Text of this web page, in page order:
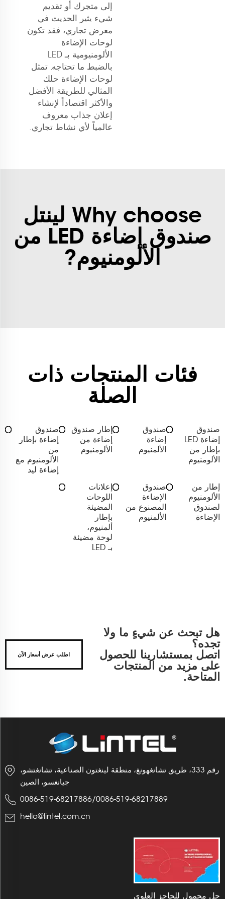
إلى متجرك أو تقديم
شيء يثير الحديث في
معرض تجاري، فقد تكون
لوحات الإضاءة
الألومنيومية بـ LED
بالضبط ما تحتاجه. تمثل
لوحات الإضاءة حلك
المثالي للطريقة الأفضل
والأكثر اقتصاداً لإنشاء
إعلان جذاب معروف
عالمياً لأي نشاط تجاري.
Why choose لينتل
صندوق إضاءة LED من
الألومنيوم?
فئات المنتجات ذات
الصلة
صندوق
إضاءة LED
بإطار من
الألومنيوم
صندوق
إضاءة
الألمنيوم
إطار صندوق
إضاءة من
الألومنيوم
صندوق
إضاءة بإطار
من
الألومنيوم مع
إضاءة ليد
إطار من
الألومنيوم
لصندوق
الإضاءة
صندوق
الإضاءة
المصنوع من
الألمنيوم
إعلانات
اللوحات
المضيئة
بإطار
ألمنيوم،
لوحة مضيئة
بـ LED
هل تبحث عن شيءٍ ما ولا
تجده؟
اتصل بمستشارينا للحصول
على مزيد من المنتجات
المتاحة.
اطلب عرض أسعار الآن
رقم 333، طريق تشانغهونغ، منطقة لينغتون الصناعية، تشانغتشو،
جيانغسو، الصين
0086-519-68217886/0086-519-68217889
hello@lintel.com.cn
حل محمول للحاجز العلوي